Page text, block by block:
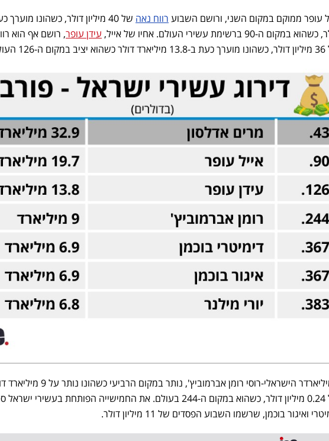
עופר ממוקם במקום השני, ורושם השבוע רווח נאה
במקום ה-90 ברשימת עשירי העולם. אחיו של אייל,
עידן עופר, רושם אף הוא
המיליארדר הישראלי-רוסי רומן
של 0.24 מיליון דולר, כשהוא במקום ה-244 בעולם. את החמישייה הפותחת
ואיגור בוכמן, שרשמו השבוע הפסדים של 11 מיליון דולר.